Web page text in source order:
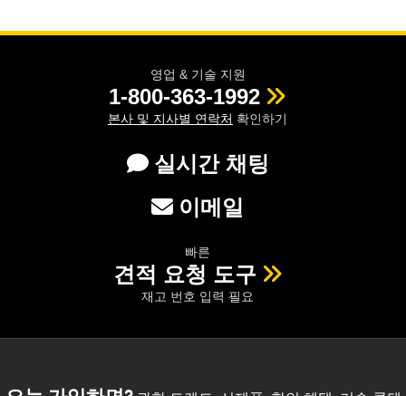
영업 & 기술 지원
1-800-363-1992
본사 및 지사별 연락처 확인하기
실시간 채팅
이메일
빠른
견적 요청 도구
재고 번호 입력 필요